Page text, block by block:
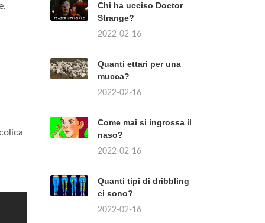
Chi ha ucciso Doctor
Strange?
2022-02-16
Quanti ettari per una
mucca?
2022-02-16
Come mai si ingrossa il
naso?
2022-02-16
Quanti tipi di dribbling
ci sono?
2022-02-16